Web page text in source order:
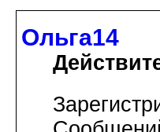
Ольга14